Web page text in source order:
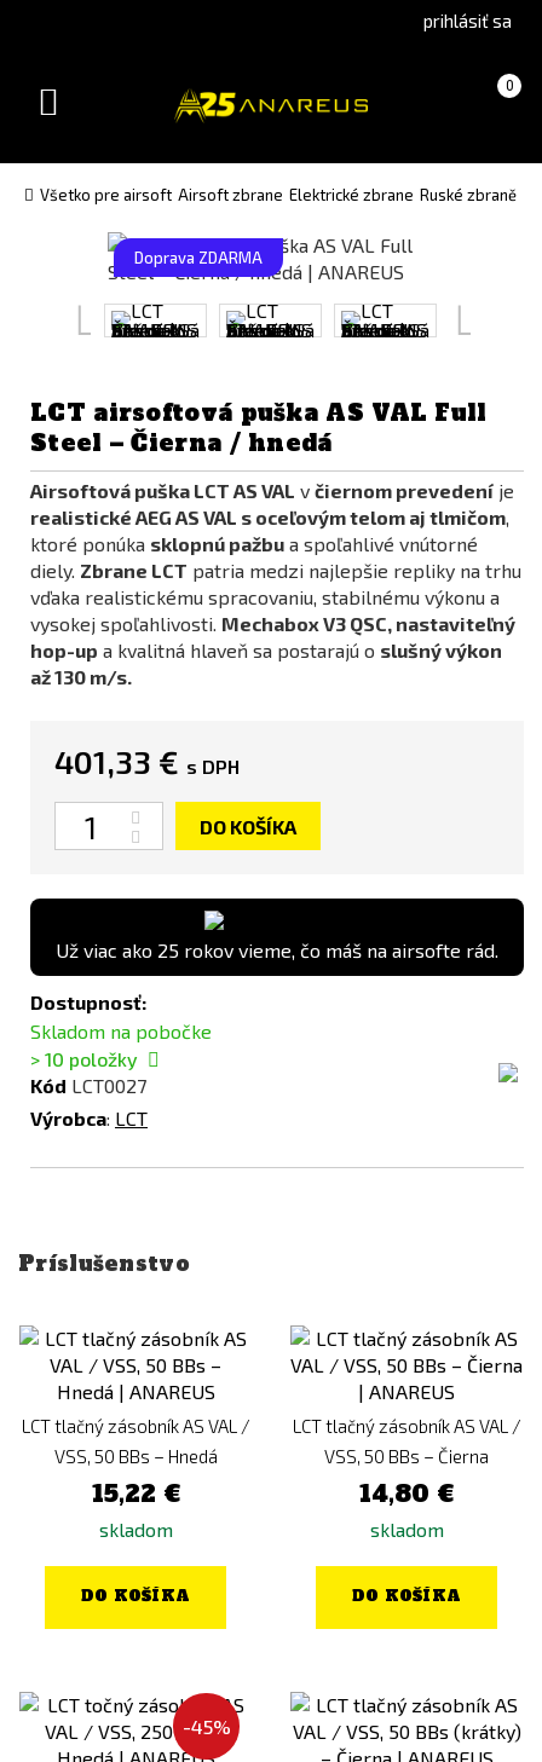
(Czech)version
prihlásiť sa
Košík 0
(prázdny)
Toggle
Všetko pre airsoft Airsoft zbrane Elektrické zbrane Ruské zbraně
Doprava ZDARMA
LCT airsoftová puška AS VAL Full
Steel – Čierna / hnedá
Airsoftová puška LCT AS VAL v čiernom prevedení je
realistické AEG AS VAL s oceľovým telom aj tlmičom,
ktoré ponúka sklopnú pažbu a spoľahlivé vnútorné
diely. Zbrane LCT patria medzi najlepšie repliky na trhu
vďaka realistickému spracovaniu, stabilnému výkonu a
vysokej spoľahlivosti. Mechabox V3 QSC, nastaviteľný
hop-up a kvalitná hlaveň sa postarajú o slušný výkon
až 130 m/s.
401,33 € s DPH
Množstvo
DO KOŠÍKA
Už viac ako 25 rokov vieme, čo máš na airsofte rád.
Dostupnosť:
Skladom na pobočke
> 10 položky
Kód LCT0027
Výrobca: LCT
Príslušenstvo
LCT tlačný zásobník AS VAL /
VSS, 50 BBs – Hnedá
15,22 €
skladom
DO KOŠÍKA
LCT tlačný zásobník AS VAL /
VSS, 50 BBs – Čierna
14,80 €
skladom
DO KOŠÍKA
-45%